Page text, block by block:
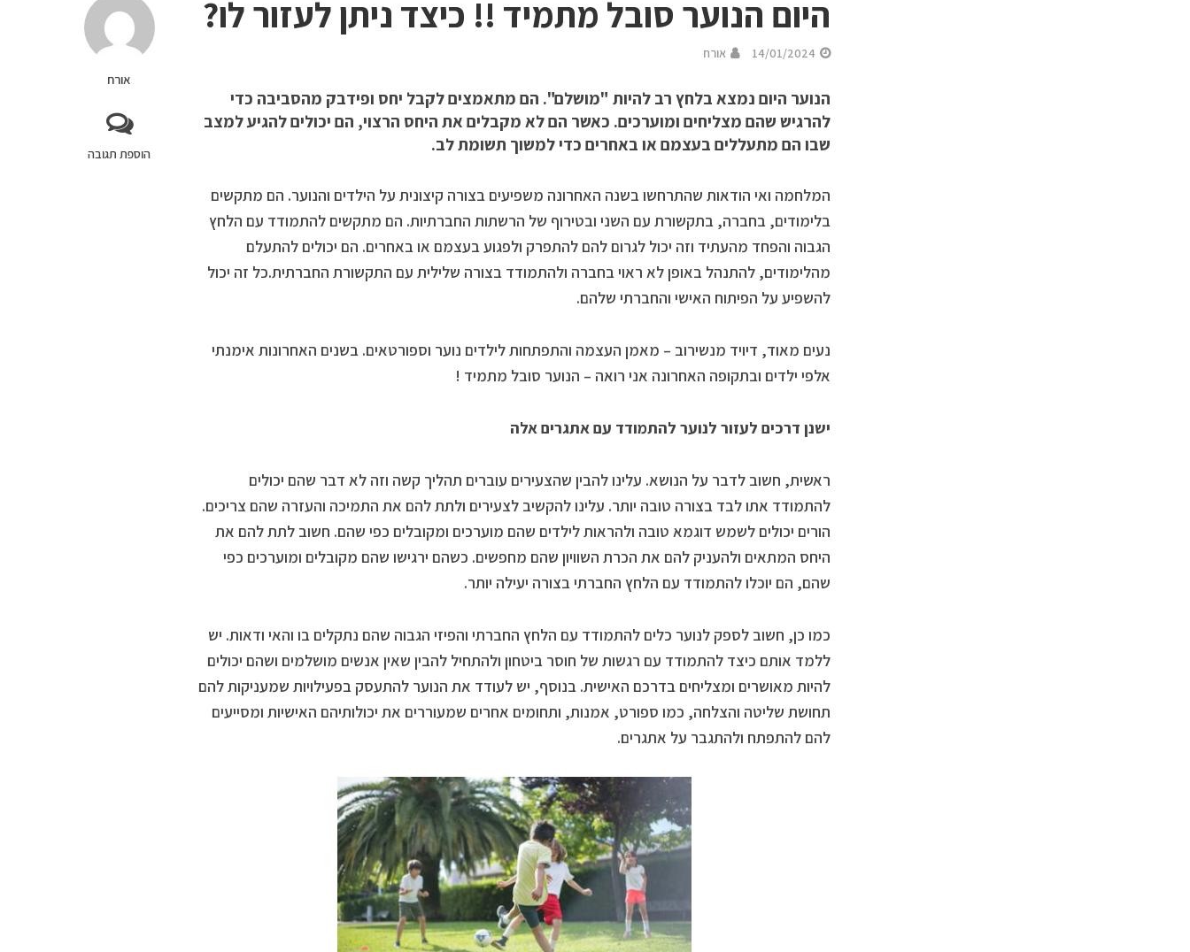
אורח
הוספת תגובה
היום הנוער סובל מתמיד !! כיצד ניתן לעזור לו?
14/01/2024 אורח
הנוער היום נמצא בלחץ רב להיות "מושלם". הם מתאמצים לקבל יחס ופידבק מהסביבה כדי
להרגיש שהם מצליחים ומוערכים. כאשר הם לא מקבלים את היחס הרצוי, הם יכולים להגיע למצב
שבו הם מתעללים בעצמם או באחרים כדי למשוך תשומת לב.
המלחמה ואי הודאות שהתרחשו בשנה האחרונה משפיעים בצורה קיצונית על הילדים והנוער. הם מתקשים
בלימודים, בחברה, בתקשורת עם השני ובטירוף של הרשתות החברתיות. הם מתקשים להתמודד עם הלחץ
הגבוה והפחד מהעתיד וזה יכול לגרום להם להתפרק ולפגוע בעצמם או באחרים. הם יכולים להתעלם
מהלימודים, להתנהל באופן לא ראוי בחברה ולהתמודד בצורה שלילית עם התקשורת החברתית.כל זה יכול
להשפיע על הפיתוח האישי והחברתי שלהם.
נעים מאוד, דיויד מנשירוב – מאמן העצמה והתפתחות לילדים נוער וספורטאים. בשנים האחרונות אימנתי
אלפי ילדים ובתקופה האחרונה אני רואה – הנוער סובל מתמיד !
ישנן דרכים לעזור לנוער להתמודד עם אתגרים אלה
ראשית, חשוב לדבר על הנושא. עלינו להבין שהצעירים עוברים תהליך קשה וזה לא דבר שהם יכולים
להתמודד אתו לבד בצורה טובה יותר. עלינו להקשיב לצעירים ולתת להם את התמיכה והעזרה שהם צריכים.
הורים יכולים לשמש דוגמא טובה ולהראות לילדים שהם מוערכים ומקובלים כפי שהם. חשוב לתת להם את
היחס המתאים ולהעניק להם את הכרת השוויון שהם מחפשים. כשהם ירגישו שהם מקובלים ומוערכים כפי
שהם, הם יוכלו להתמודד עם הלחץ החברתי בצורה יעילה יותר.
כמו כן, חשוב לספק לנוער כלים להתמודד עם הלחץ החברתי והפיזי הגבוה שהם נתקלים בו והאי ודאות. יש
ללמד אותם כיצד להתמודד עם רגשות של חוסר ביטחון ולהתחיל להבין שאין אנשים מושלמים ושהם יכולים
להיות מאושרים ומצליחים בדרכם האישית. בנוסף, יש לעודד את הנוער להתעסק בפעילויות שמעניקות להם
תחושת שליטה והצלחה, כמו ספורט, אמנות, ותחומים אחרים שמעוררים את יכולותיהם האישיות ומסייעים
להם להתפתח ולהתגבר על אתגרים.